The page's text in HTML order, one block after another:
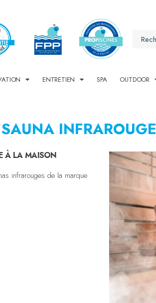
ENTRETIEN SPA OUTDOOR
SAUNA INFRAROUGE
À LA MAISON
infrarouges de la marque